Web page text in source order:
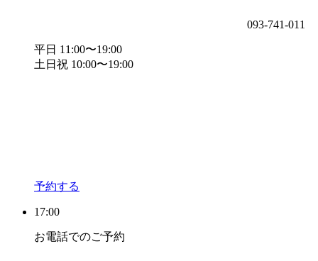
093-741-011
平日 11:00〜19:00
土日祝 10:00〜19:00
予約する
17:00
お電話でのご予約